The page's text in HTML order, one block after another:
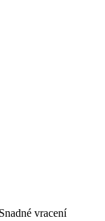
Snadné vracení